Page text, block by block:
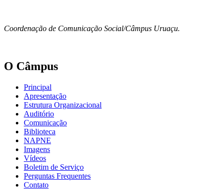
Coordenação de Comunicação Social/Câmpus Uruaçu.
O Câmpus
Principal
Apresentação
Estrutura Organizacional
Auditório
Comunicação
Biblioteca
NAPNE
Imagens
Vídeos
Boletim de Serviço
Perguntas Frequentes
Contato